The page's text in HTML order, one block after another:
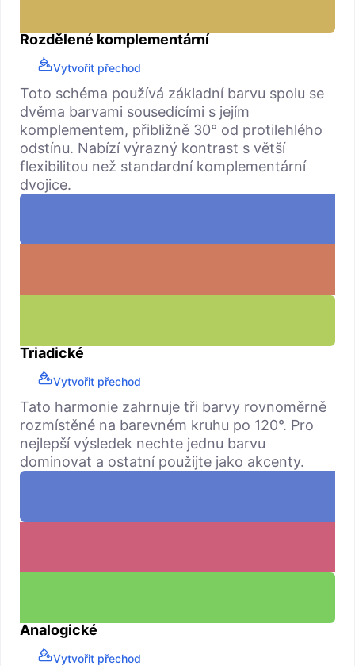
Rozdělené komplementární
Vytvořit přechod
Toto schéma používá základní barvu spolu se
dvěma barvami sousedícími s jejím
komplementem, přibližně 30° od protilehlého
odstínu. Nabízí výrazný kontrast s větší
flexibilitou než standardní komplementární
dvojice.
Triadické
Vytvořit přechod
Tato harmonie zahrnuje tři barvy rovnoměrně
rozmístěné na barevném kruhu po 120°. Pro
nejlepší výsledek nechte jednu barvu
dominovat a ostatní použijte jako akcenty.
Analogické
Vytvořit přechod